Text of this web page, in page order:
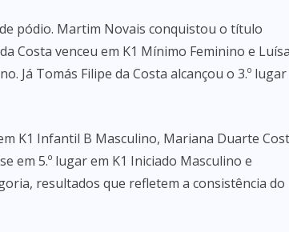
pódio. Martim Novais conquistou o título
Costa venceu em K1 Mínimo Feminino e Luísa
Já Tomás Filipe da Costa alcançou o 3.º lugar
K1 Infantil B Masculino, Mariana Duarte
em 5.º lugar em K1 Iniciado Masculino e
resultados que refletem a consistência do